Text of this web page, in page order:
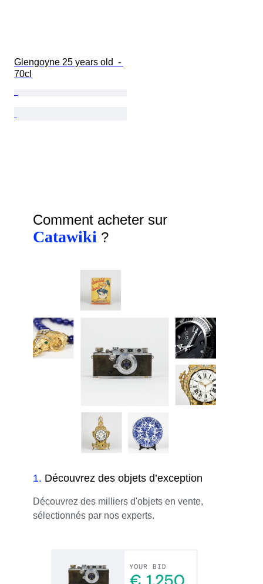
Glengoyne 25 years old  -
70cl
Comment acheter sur
Catawiki ?
1. Découvrez des objets d’exception
Découvrez des milliers d'objets en vente,
sélectionnés par nos experts.